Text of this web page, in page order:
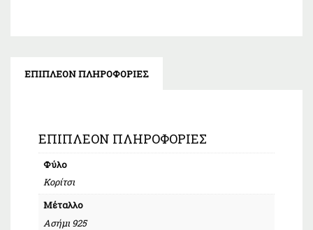
ΕΠΙΠΛΈΟΝ ΠΛΗΡΟΦΟΡΊΕΣ
ΕΠΙΠΛΈΟΝ ΠΛΗΡΟΦΟΡΊΕΣ
Φύλο
Κορίτσι
Μέταλλο
Ασήμι 925